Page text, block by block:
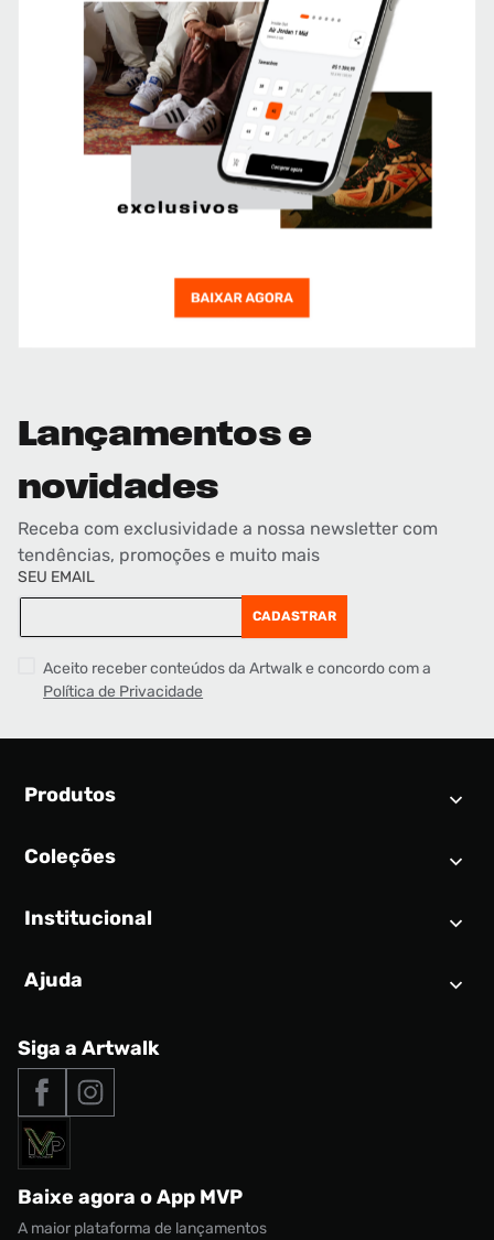
Lançamentos e
novidades
Receba com exclusividade a nossa newsletter com
tendências, promoções e muito mais
SEU EMAIL
CADASTRAR
Aceito receber conteúdos da Artwalk e concordo com a
Política de Privacidade
Produtos
Calendário SNEAKER
Tênis
Tênis feminino
Outlet
Roupas
Acessórios
Marcas
Coleções
Air Jordan 1
Nike Air Force 1
adidas Samba
Nike Air Max
adidas Adi2000
adidas Campus
Nike Shox
Institucional
Quem somos
Seja um franqueado
Nossas lojas
Termos de uso
Política de privacidade
Regulamento CRM/ CASHBACK
Regulamento Cupom
Ajuda
Central de Relacionamento
Tipos de entrega
Formas de Pagamento
Solicite seus dados
Siga a Artwalk
Baixe agora o App MVP
A maior plataforma de lançamentos